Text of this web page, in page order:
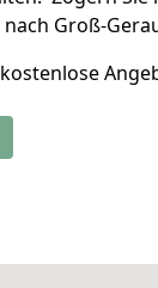
Groß-